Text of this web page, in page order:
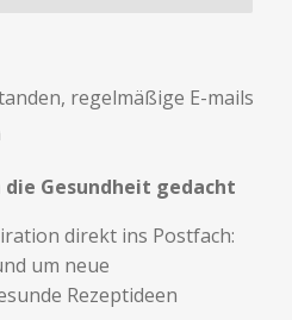
regelmäßige E-mails
Gesundheit gedacht
direkt ins Postfach:
um neue
Rezeptideen